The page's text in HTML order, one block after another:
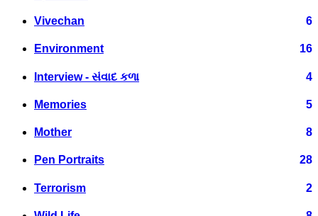
Vivechan 6
Environment 16
Interview - સંવાદ કળા 4
Memories 5
Mother 8
Pen Portraits 28
Terrorism 2